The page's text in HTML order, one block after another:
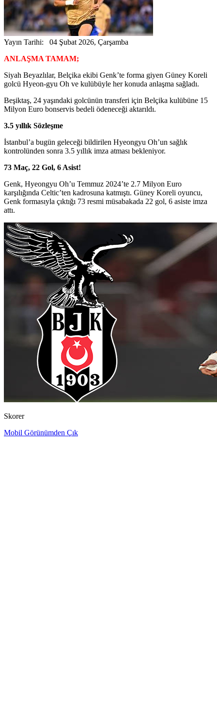
Yayın Tarihi: 04 Şubat 2026, Çarşamba
ANLAŞMA TAMAM;
Siyah Beyazlılar, Belçika ekibi Genk’te forma giyen Güney Koreli
golcü Hyeon-gyu Oh ve kulübüyle her konuda anlaşma sağladı.
Beşiktaş, 24 yaşındaki golcünün transferi için Belçika kulübüne 15
Milyon Euro bonservis bedeli ödeneceği aktarıldı.
3.5 yıllık Sözleşme
İstanbul’a bugün geleceği bildirilen Hyeongyu Oh’un sağlık
kontrolünden sonra 3.5 yıllık imza atması bekleniyor.
73 Maç, 22 Gol, 6 Asist!
Genk, Hyeongyu Oh’u Temmuz 2024’te 2.7 Milyon Euro
karşılığında Celtic’ten kadrosuna katmıştı. Güney Koreli oyuncu,
Genk formasıyla çıktığı 73 resmi müsabakada 22 gol, 6 asiste imza
attı.
Skorer
Mobil Görünümden Çık